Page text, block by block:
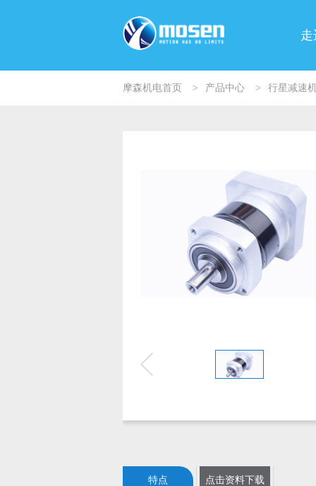
摩森机电首页 > 产品中心 > 行星减速
特点 点击资料下载